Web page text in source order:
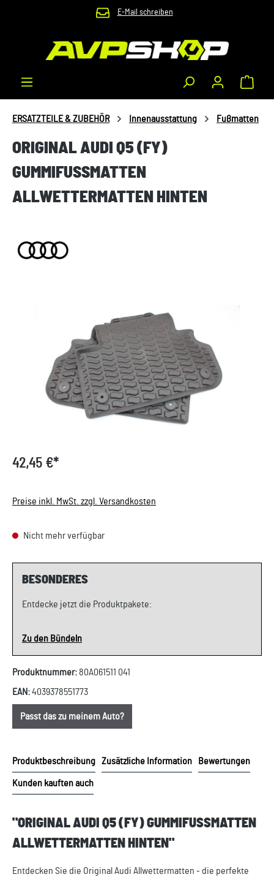
Zum Hauptinhalt springen E-Mail schreiben
ERSATZTEILE & ZUBEHÖR Innenausstattung Fußmatten
ORIGINAL AUDI Q5 (FY)
GUMMIFUSSMATTEN A
LLWETTERMATTEN HINTEN
42,45 €*
Preise inkl. MwSt. zzgl. Versandkosten
Nicht mehr verfügbar
BESONDERES
Entdecke jetzt die Produktpakete:
Zu den Bündeln
Produktnummer: 80A061511 041
EAN:4039378551773
Passt das zu meinem Auto?
Produktbeschreibung Zusätzliche Information Bewertungen
Kunden kauften auch
"ORIGINAL AUDI Q5 (FY) GUMMIFUSSMATTEN A
LLWETTERMATTEN HINTEN"
Entdecken Sie die Original Audi Allwettermatten - die perfekte